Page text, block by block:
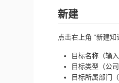
新建
点击右上角 “新建知
目标名称（输
目标类型（公
目标所属部门